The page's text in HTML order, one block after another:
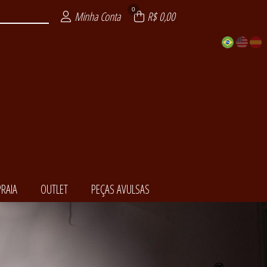
Minha Conta 0 R$ 0,00
OUTLET PEÇAS AVULSAS